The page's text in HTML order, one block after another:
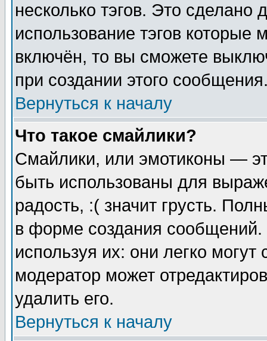
несколько тэгов. Это сделано
использование тэгов
включён, то вы сможете
при создании этого
Вернуться к началу
Что такое смайлики?
Смайлики, или эмотиконы —
быть использованы для
радость, :( значит грусть.
в форме создания сообщений.
используя их: они легко
модератор может
удалить его.
Вернуться к началу